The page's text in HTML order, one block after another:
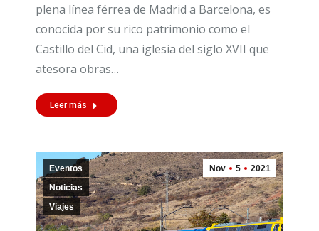
plena línea férrea de Madrid a Barcelona, es
conocida por su rico patrimonio como el
Castillo del Cid, una iglesia del siglo XVII que
atesora obras…
Leer más
Nov 5 2021
Eventos
Noticias
Viajes